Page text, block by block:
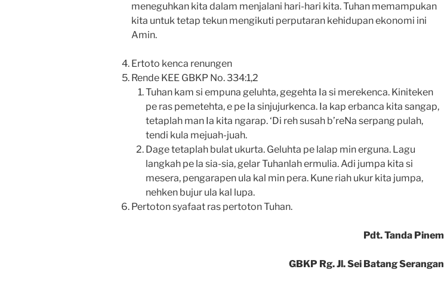
meneguhkan kita dalam menjalani hari-hari kita. Tuhan memampukan
kita untuk tetap tekun mengikuti perputaran kehidupan ekonomi ini
Amin.
Ertoto kenca renungen
Rende KEE GBKP No. 334:1,2
Tuhan kam si empuna geluhta, gegehta Ia si merekenca. Kiniteken
pe ras pemetehta, e pe Ia sinjujurkenca. Ia kap erbanca kita sangap,
tetaplah man Ia kita ngarap. ‘Di reh susah b’reNa serpang pulah,
tendi kula mejuah-juah.
Dage tetaplah bulat ukurta. Geluhta pe lalap min erguna. Lagu
langkah pe la sia-sia, gelar Tuhanlah ermulia. Adi jumpa kita si
mesera, pengarapen ula kal min pera. Kune riah ukur kita jumpa,
nehken bujur ula kal lupa.
Pertoton syafaat ras pertoton Tuhan.
Pdt. Tanda Pinem
GBKP Rg. Jl. Sei Batang Serangan